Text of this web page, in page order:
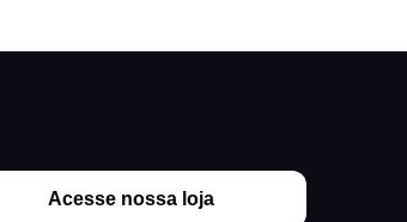
Acesse nossa loja